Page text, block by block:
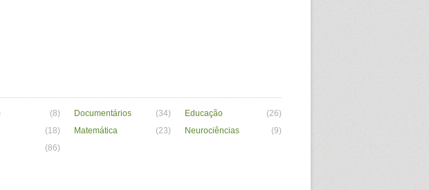
(8) Documentários (34) Educação
(26)
(18) Matemática (23) Neurociências
(9)
(86)